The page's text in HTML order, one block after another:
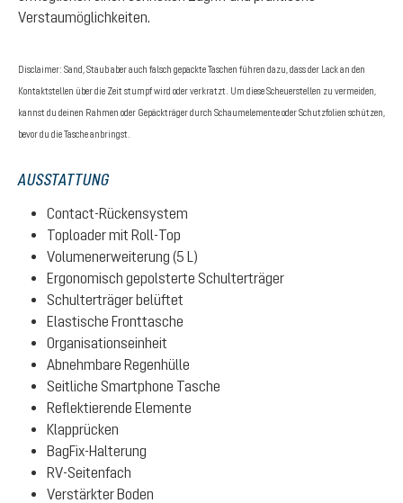
Verstaumöglichkeiten.
Disclaimer: Sand, Staub aber auch falsch gepackte Taschen führen dazu, dass der Lack an den
Kontaktstellen über die Zeit stumpf wird oder verkratzt. Um diese Scheuerstellen zu vermeiden,
kannst du deinen Rahmen oder Gepäckträger durch Schaumelemente oder Schutzfolien schützen,
bevor du die Tasche anbringst.
AUSSTATTUNG
Contact-Rückensystem
Toploader mit Roll-Top
Volumenerweiterung (5 L)
Ergonomisch gepolsterte Schulterträger
Schulterträger belüftet
Elastische Fronttasche
Organisationseinheit
Abnehmbare Regenhülle
Seitliche Smartphone Tasche
Reflektierende Elemente
Klapprücken
BagFix-Halterung
RV-Seitenfach
Verstärkter Boden